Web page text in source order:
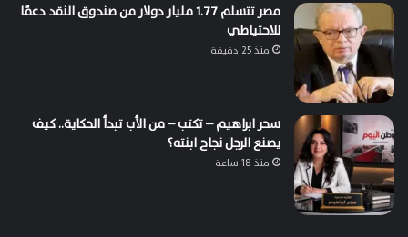
مصر تتسلم 1.77 مليار دولار من صندوق النقد دعمًا
للاحتياطي
منذ 25 دقيقة
سحر ابراهيم – تكتب – من الأب تبدأ الحكاية.. كيف
يصنع الرجل نجاح ابنته؟
منذ 18 ساعة